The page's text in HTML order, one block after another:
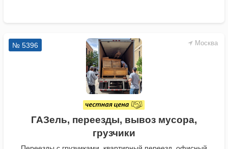
Москва
№ 5396
ГАЗель, переезды, вывоз мусора,
грузчики